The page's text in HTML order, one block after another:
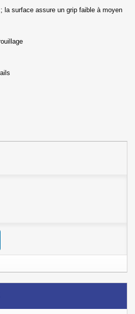
la surface assure un grip faible à moyen